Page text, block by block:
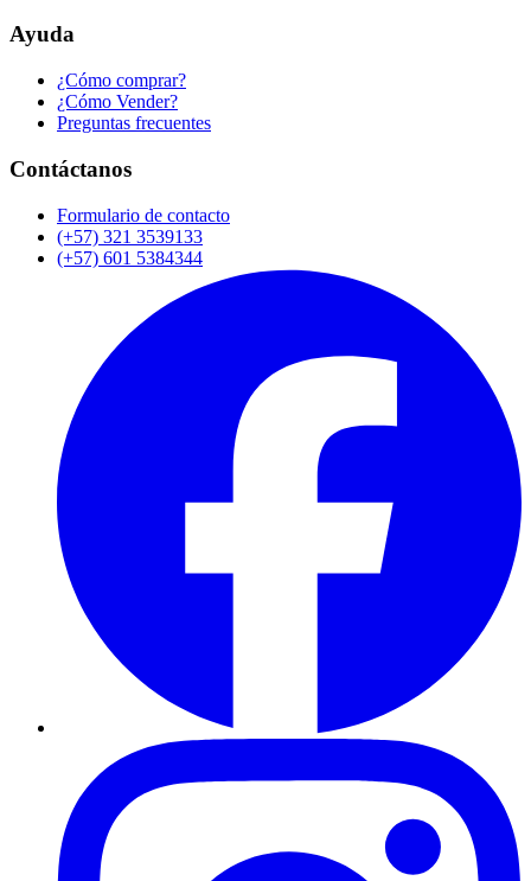
Ayuda
¿Cómo comprar?
¿Cómo Vender?
Preguntas frecuentes
Contáctanos
Formulario de contacto
(+57) 321 3539133
(+57) 601 5384344